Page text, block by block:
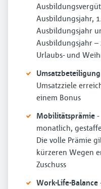
Ausbildungsjahr,
Ausbildungsjahr
Ausbildungsjahr
Urlaubs- und
Umsatzbeteiligung
Umsatzziele
einem Bonus
Mobilitätsprämie
monatlich,
Die volle Prämie
kürzeren Wegen
Zuschuss
Work-Life-Balance